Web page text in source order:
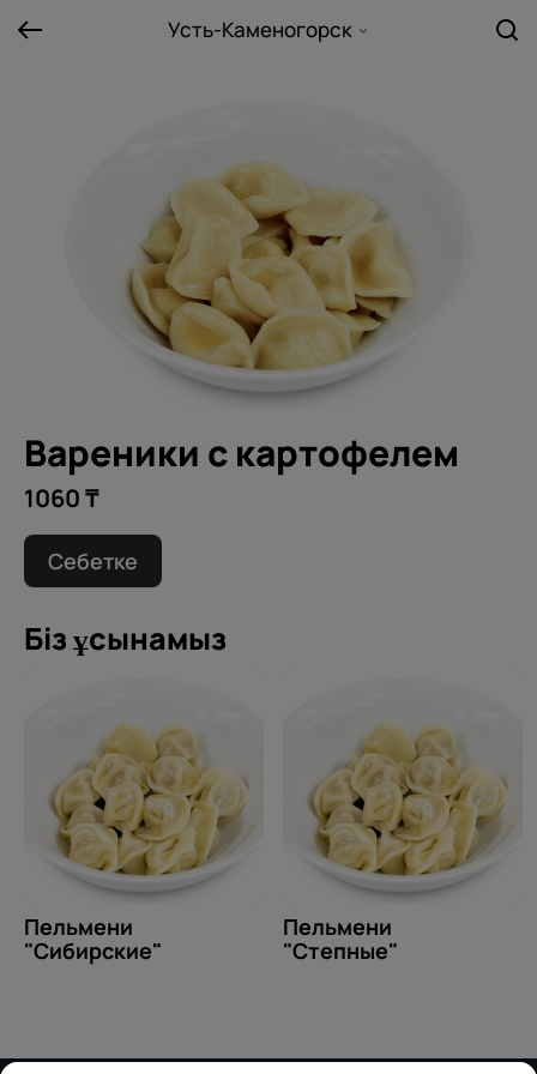
Усть-Каменогорск
Вареники с картофелем
1060 ₸
Себетке
Біз ұсынамыз
Пельмени
"Сибирские"
Пельмени
"Степные"